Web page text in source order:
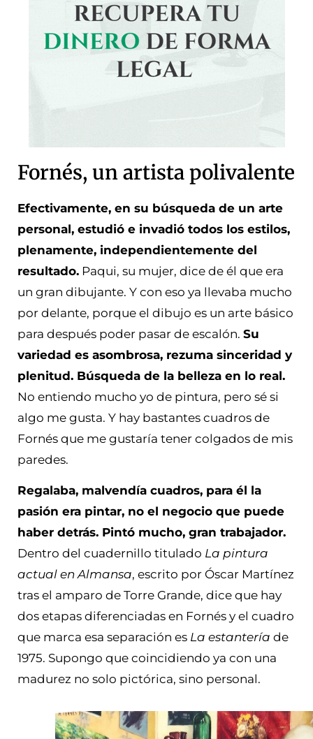
Fornés, un artista polivalente
Efectivamente, en su búsqueda de un arte
personal, estudió e invadió todos los estilos,
plenamente, independientemente del
resultado. Paqui, su mujer, dice de él que era
un gran dibujante. Y con eso ya llevaba mucho
por delante, porque el dibujo es un arte básico
para después poder pasar de escalón. Su
variedad es asombrosa, rezuma sinceridad y
plenitud. Búsqueda de la belleza en lo real.
No entiendo mucho yo de pintura, pero sé si
algo me gusta. Y hay bastantes cuadros de
Fornés que me gustaría tener colgados de mis
paredes.
Regalaba, malvendía cuadros, para él la
pasión era pintar, no el negocio que puede
haber detrás. Pintó mucho, gran trabajador.
Dentro del cuadernillo titulado La pintura
actual en Almansa, escrito por Óscar Martínez
tras el amparo de Torre Grande, dice que hay
dos etapas diferenciadas en Fornés y el cuadro
que marca esa separación es La estantería de
1975. Supongo que coincidiendo ya con una
madurez no solo pictórica, sino personal.